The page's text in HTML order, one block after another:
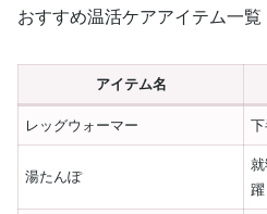
おすすめ温活ケアアイテム一覧
アイテム名
レッグウォーマー
湯たんぽ
躍